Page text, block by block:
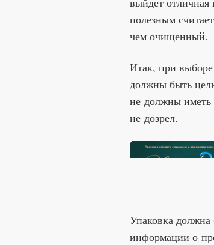
полезным
чем очищенный.
Итак, при выборе
должны быть
не должны иметь
не дозрел.
Упаковка
информации о